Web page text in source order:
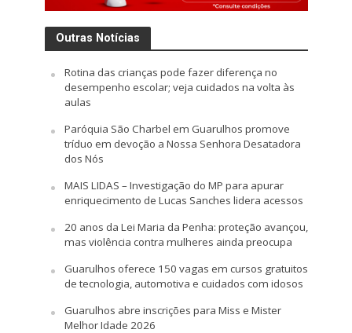
Outras Notícias
Rotina das crianças pode fazer diferença no
desempenho escolar; veja cuidados na volta às
aulas
Paróquia São Charbel em Guarulhos promove
tríduo em devoção a Nossa Senhora Desatadora
dos Nós
MAIS LIDAS – Investigação do MP para apurar
enriquecimento de Lucas Sanches lidera acessos
20 anos da Lei Maria da Penha: proteção avançou,
mas violência contra mulheres ainda preocupa
Guarulhos oferece 150 vagas em cursos gratuitos
de tecnologia, automotiva e cuidados com idosos
Guarulhos abre inscrições para Miss e Mister
Melhor Idade 2026